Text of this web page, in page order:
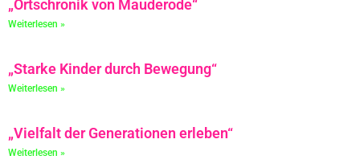
„Ortschronik von Mauderode“
Weiterlesen »
„Starke Kinder durch Bewegung“
Weiterlesen »
„Vielfalt der Generationen erleben“
Weiterlesen »